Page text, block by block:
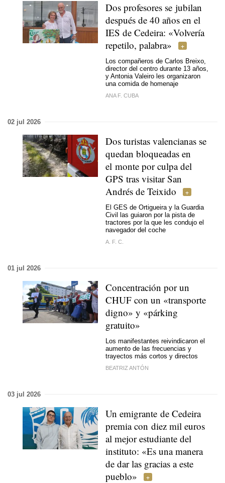
Dos profesores se jubilan
después de 40 años en el
IES de Cedeira: «Volvería
repetilo, palabra»
Los compañeros de Carlos Breixo,
director del centro durante 13 años,
y Antonia Valeiro les organizaron
una comida de homenaje
ANA F. CUBA
02 jul 2026
Dos turistas valencianas se
quedan bloqueadas en
el monte por culpa del
GPS tras visitar San
Andrés de Teixido
El GES de Ortigueira y la Guardia
Civil las guiaron por la pista de
tractores por la que les condujo el
navegador del coche
A. F. C.
01 jul 2026
Concentración por un
CHUF con un «transporte
digno» y «párking
gratuito»
Los manifestantes reivindicaron el
aumento de las frecuencias y
trayectos más cortos y directos
BEATRIZ ANTÓN
03 jul 2026
Un emigrante de Cedeira
premia con diez mil euros
al mejor estudiante del
instituto: «Es una manera
de dar las gracias a este
pueblo»